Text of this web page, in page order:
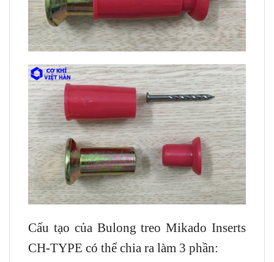
Cấu tạo của Bulong treo Mikado Inserts
CH-TYPE có thể chia ra làm 3 phần: